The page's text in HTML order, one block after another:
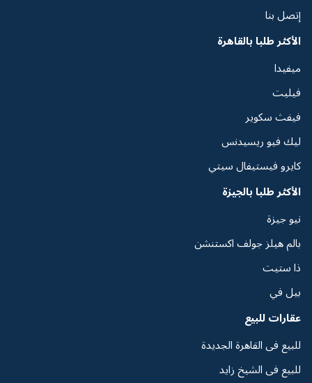
إتصل بنا
الأكثر طلبا بالقاهرة
ميفيدا
فيليت
فيفث سكوير
ليك فيو ريسيدنس
كايرو فيستيفال سيتي
الأكثر طلبا بالجيزة
نيو جيزة
بالم هيلز جولف اكستنشن
ذا ستيت
بيل في
عقارات للبيع
للبيع فى القاهرة الجديدة
للبيع فى الشيخ زايد